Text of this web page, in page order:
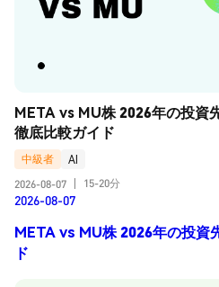
META vs MU株 2026年の投資
徹底比較ガイド
中級者
AI
2026-08-07
15-20分
2026-08-07
META vs MU株 2026年の投資
ド